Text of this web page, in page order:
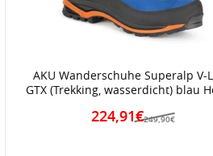
AKU Wanderschuhe Superalp V-
GTX (Trekking, wasserdicht) blau
249,90€
224,91€